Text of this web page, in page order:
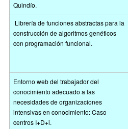
Quindío.
Librería de funciones abstractas para la
construcción de algoritmos genéticos
con programación funcional.
Entorno web del trabajador del
conocimiento adecuado a las
necesidades de organizaciones
intensivas en conocimiento: Caso
centros I+D+i.